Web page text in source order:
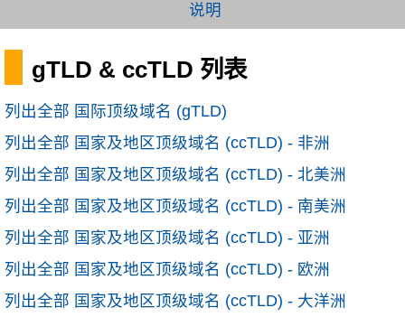
说明
gTLD & ccTLD 列表
列出全部 国际顶级域名 (gTLD)
列出全部 国家及地区顶级域名 (ccTLD) - 非洲
列出全部 国家及地区顶级域名 (ccTLD) - 北美洲
列出全部 国家及地区顶级域名 (ccTLD) - 南美洲
列出全部 国家及地区顶级域名 (ccTLD) - 亚洲
列出全部 国家及地区顶级域名 (ccTLD) - 欧洲
列出全部 国家及地区顶级域名 (ccTLD) - 大洋洲